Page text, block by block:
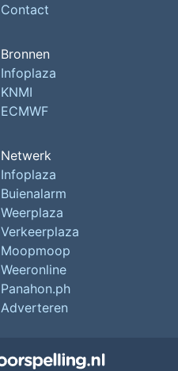
Contact
Bronnen
Infoplaza
KNMI
ECMWF
Netwerk
Infoplaza
Buienalarm
Weerplaza
Verkeerplaza
Moopmoop
Weeronline
Panahon.ph
Adverteren